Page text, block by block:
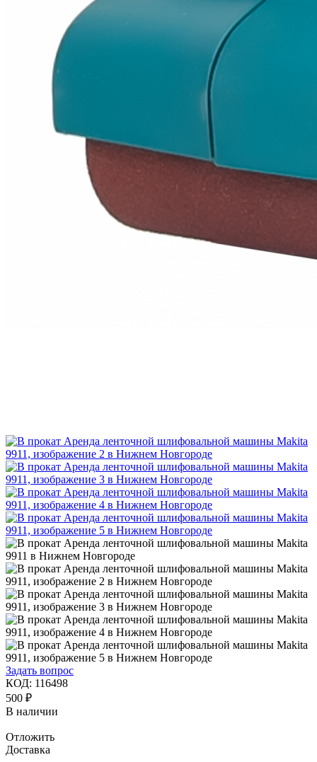
Задать вопрос
КОД: 116498
500 ₽
В наличии
Отложить
Доставка